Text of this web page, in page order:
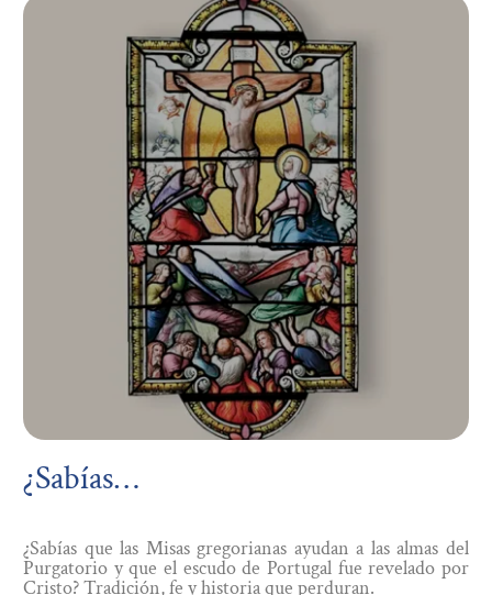
¿Sabías…
¿Sabías que las Misas gregorianas ayudan a las almas del
Purgatorio y que el escudo de Portugal fue revelado por
Cristo? Tradición, fe y historia que perduran.